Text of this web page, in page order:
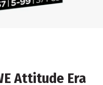
Attitude Era